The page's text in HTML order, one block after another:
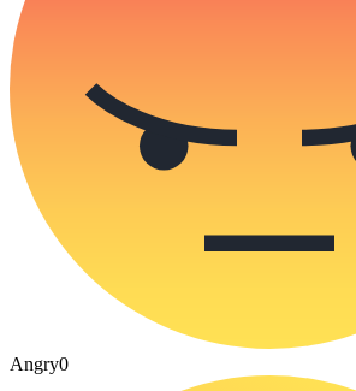
Angry0